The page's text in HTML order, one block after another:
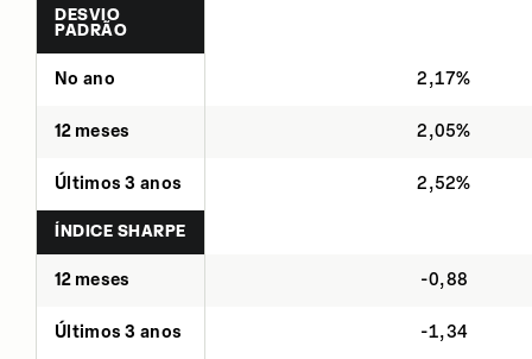
DESVIO
PADRÃO
No ano 2,17%
12 meses 2,05%
Últimos 3 anos 2,52%
ÍNDICE SHARPE
12 meses -0,88
Últimos 3 anos -1,34